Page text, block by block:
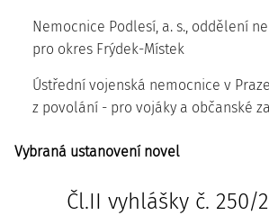
Nemocnice Podlesí, a. s., oddělení
pro okres Frýdek-Místek
Ústřední vojenská nemocnice v
z povolání - pro vojáky a občanské
Vybraná ustanovení novel
Čl.II vyhlášky č. 250/